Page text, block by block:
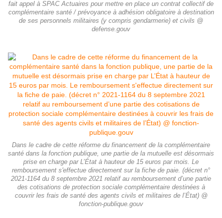
fait appel à SPAC Actuaires pour mettre en place un contrat collectif de
complémentaire santé / prévoyance à adhésion obligatoire à destination
de ses personnels militaires (y compris gendarmerie) et civils @
defense.gouv
Dans le cadre de cette réforme du financement de la complémentaire
santé dans la fonction publique, une partie de la mutuelle est désormais
prise en charge par L’État à hauteur de 15 euros par mois. Le
remboursement s'effectue directement sur la fiche de paie. (décret n°
2021-1164 du 8 septembre 2021 relatif au remboursement d’une partie
des cotisations de protection sociale complémentaire destinées à
couvrir les frais de santé des agents civils et militaires de l’État) @
fonction-publique.gouv